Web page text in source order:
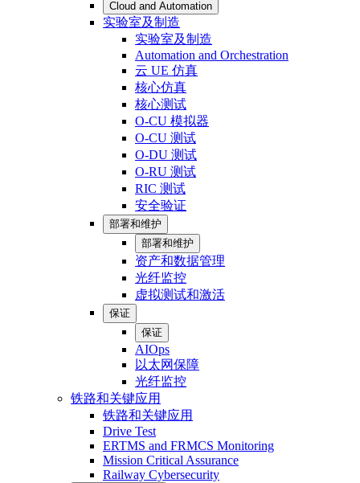
Cloud and Automation
实验室及制造
实验室及制造
Automation and Orchestration
云 UE 仿真
核心仿真
核心测试
O-CU 模拟器
O-CU 测试
O-DU 测试
O-RU 测试
RIC 测试
安全验证
部署和维护
部署和维护
资产和数据管理
光纤监控
虚拟测试和激活
保证
保证
AIOps
以太网保障
光纤监控
铁路和关键应用
铁路和关键应用
Drive Test
ERTMS and FRMCS Monitoring
Mission Critical Assurance
Railway Cybersecurity